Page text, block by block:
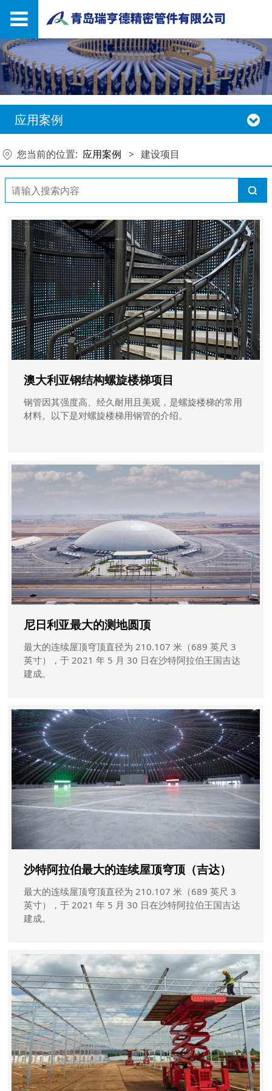
应用案例
您当前的位置: 应用案例 > 建设项目
澳大利亚钢结构螺旋楼梯项目
钢管因其强度高、经久耐用且美观，是螺旋楼梯的常用
材料。以下是对螺旋楼梯用钢管的介绍。
尼日利亚最大的测地圆顶
最大的连续屋顶穹顶直径为 210.107 米（689 英尺 3
英寸），于 2021 年 5 月 30 日在沙特阿拉伯王国吉达
建成。
沙特阿拉伯最大的连续屋顶穹顶（吉达）
最大的连续屋顶穹顶直径为 210.107 米（689 英尺 3
英寸），于 2021 年 5 月 30 日在沙特阿拉伯王国吉达
建成。